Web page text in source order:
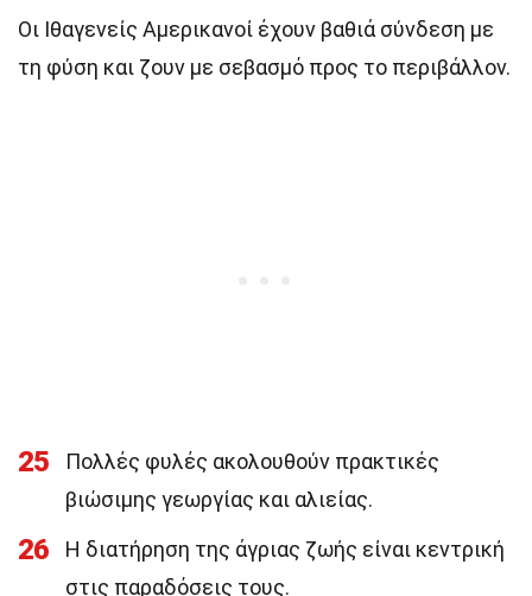
Οι Ιθαγενείς Αμερικανοί έχουν βαθιά σύνδεση με
τη φύση και ζουν με σεβασμό προς το περιβάλλον.
25
Πολλές φυλές ακολουθούν πρακτικές
βιώσιμης γεωργίας και αλιείας.
26
Η διατήρηση της άγριας ζωής είναι κεντρική
στις παραδόσεις τους.